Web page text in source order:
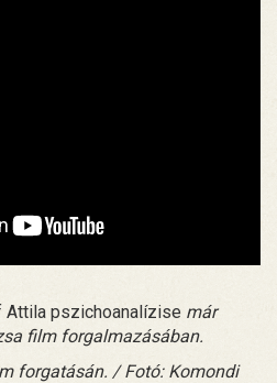
Attila pszichoanalízise már
film forgalmazásában.
forgatásán. / Fotó: Komondi